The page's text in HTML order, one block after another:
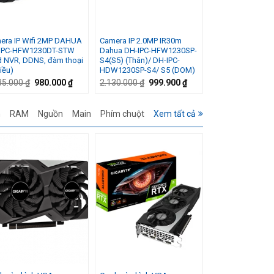
IP Wifi 2MP DAHUA
HFW1230DT-STW
NVR, DDNS, đàm thoại
₫ Giá
1.135.000 ₫.
980.000₫Giá
hiện
là:
980.000 ₫.
Camera IP 2.0MP IR30m
Dahua DH-IPC-HFW1230SP-
S4(S5) (Thân)/ DH-IPC-
HDW1230SP-S4/ S5 (DOM)
2.130.000₫ Giá
2.130.000 ₫.
999.900₫Giá
hiện
là:
999.900 ₫.
RAM Nguồn Main Phím chuột Xem tất cả